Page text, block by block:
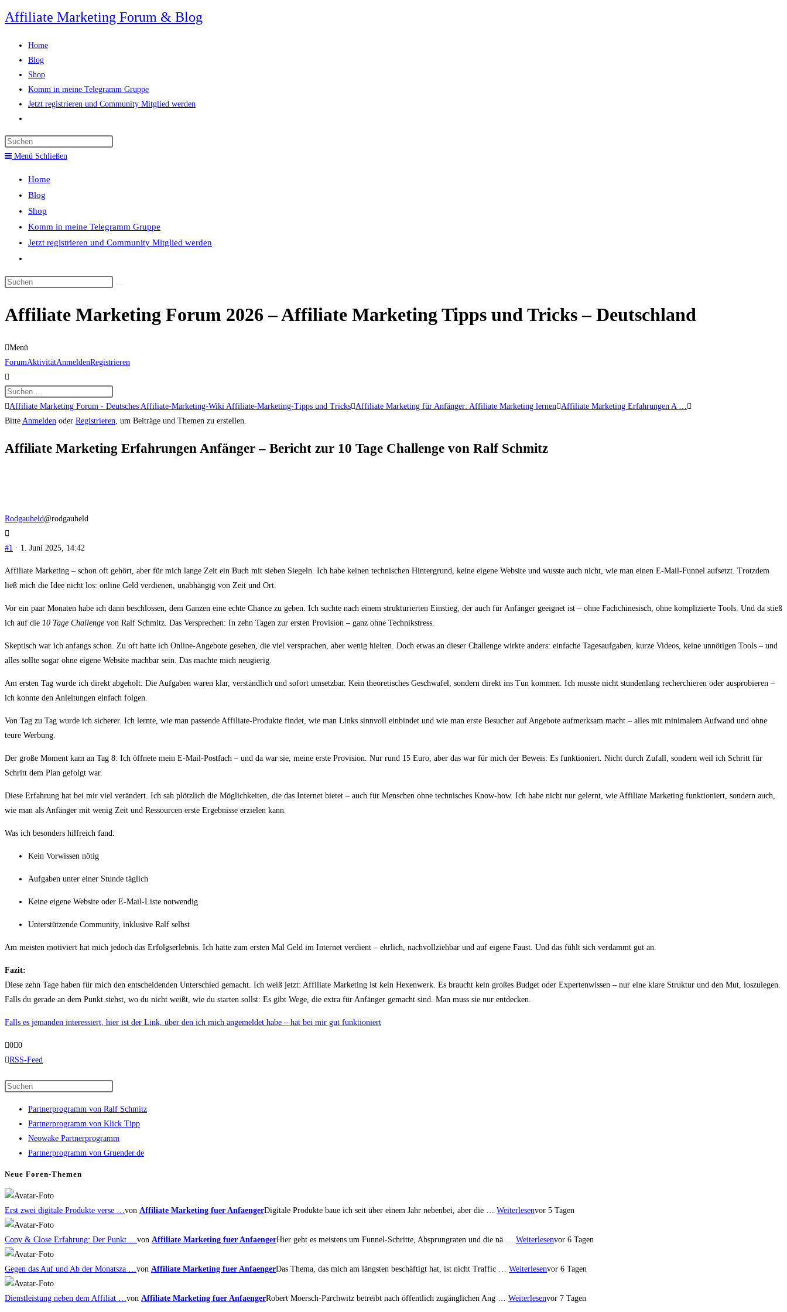
Zum
Inhalt
springen
Affiliate Marketing Forum & Blog
Home
Blog
Shop
Komm in meine Telegramm Gruppe
Jetzt registrieren und Community Mitglied werden
umschalten
panel.
Menü Schließen
Home
Blog
Shop
Komm in meine Telegramm Gruppe
Jetzt registrieren und Community Mitglied werden
umschalten
Diese
durchsuchen
Affiliate Marketing Forum 2026 – Affiliate Marketing Tipps und Tricks – Deutschland
Menü
Forum-
Navigation
ForumAktivitätAnmeldenRegistrieren
Forum-
Breadcrumbs
Du
Affiliate Marketing Forum - Deutsches Affiliate-Marketing-Wiki Affiliate-Marketing-Tipps und Tricks Affiliate Marketing für Anfänger: Affiliate Marketing lernen
Affiliate Marketing Erfahrungen A …
Bitte Anmelden oder Registrieren , um Beiträge und Themen zu erstellen.
Affiliate Marketing Erfahrungen Anfänger – Bericht zur 10 Tage Challenge von Ralf Schmitz
Rodgauheld@rodgauheld
#1 · 1. Juni 2025, 14:42
Affiliate Marketing – schon oft gehört, aber für mich lange Zeit ein Buch mit sieben Siegeln. Ich habe keinen technischen Hintergrund, keine eigene Website und wusste auch nicht, wie man einen E-Mail-Funnel aufsetzt. Trotzdem
ließ mich die Idee nicht los: online Geld verdienen, unabhängig von Zeit und Ort.
Vor ein paar Monaten habe ich dann beschlossen, dem Ganzen eine echte Chance zu geben. Ich suchte nach einem strukturierten Einstieg, der auch für Anfänger geeignet ist – ohne Fachchinesisch, ohne komplizierte Tools. Und da stieß
ich auf die 10 Tage Challenge von Ralf Schmitz. Das Versprechen: In zehn Tagen zur ersten Provision – ganz ohne Technikstress.
Skeptisch war ich anfangs schon. Zu oft hatte ich Online-Angebote gesehen, die viel versprachen, aber wenig hielten. Doch etwas an dieser Challenge wirkte anders: einfache Tagesaufgaben, kurze Videos, keine unnötigen Tools – und
alles sollte sogar ohne eigene Website machbar sein. Das machte mich neugierig.
Am ersten Tag wurde ich direkt abgeholt: Die Aufgaben waren klar, verständlich und sofort umsetzbar. Kein theoretisches Geschwafel, sondern direkt ins Tun kommen. Ich musste nicht stundenlang recherchieren oder ausprobieren –
ich konnte den Anleitungen einfach folgen.
Von Tag zu Tag wurde ich sicherer. Ich lernte, wie man passende Affiliate-Produkte findet, wie man Links sinnvoll einbindet und wie man erste Besucher auf Angebote aufmerksam macht – alles mit minimalem Aufwand und ohne
teure Werbung.
Der große Moment kam an Tag 8: Ich öffnete mein E-Mail-Postfach – und da war sie, meine erste Provision. Nur rund 15 Euro, aber das war für mich der Beweis: Es funktioniert. Nicht durch Zufall, sondern weil ich Schritt für
Schritt dem Plan gefolgt war.
Diese Erfahrung hat bei mir viel verändert. Ich sah plötzlich die Möglichkeiten, die das Internet bietet – auch für Menschen ohne technisches Know-how. Ich habe nicht nur gelernt, wie Affiliate Marketing funktioniert, sondern auch,
wie man als Anfänger mit wenig Zeit und Ressourcen erste Ergebnisse erzielen kann.
Was ich besonders hilfreich fand:
Kein Vorwissen nötig
Aufgaben unter einer Stunde täglich
Keine eigene Website oder E-Mail-Liste notwendig
Unterstützende Community, inklusive Ralf selbst
Am meisten motiviert hat mich jedoch das Erfolgserlebnis. Ich hatte zum ersten Mal Geld im Internet verdient – ehrlich, nachvollziehbar und auf eigene Faust. Und das fühlt sich verdammt gut an.
Fazit:
Diese zehn Tage haben für mich den entscheidenden Unterschied gemacht. Ich weiß jetzt: Affiliate Marketing ist kein Hexenwerk. Es braucht kein großes Budget oder Expertenwissen – nur eine klare Struktur und den Mut, loszulegen.
Falls du gerade an dem Punkt stehst, wo du nicht weißt, wie du starten sollst: Es gibt Wege, die extra für Anfänger gemacht sind. Man muss sie nur entdecken.
Falls es jemanden interessiert, hier ist der Link, über den ich mich angemeldet habe – hat bei mir gut funktioniert
Anklicken
für
nach
0 Anklicken
für
nach
0
RSS-Feed
to
close
the
search
Partnerprogramm von Ralf Schmitz
Partnerprogramm von Klick Tipp
Neowake Partnerprogramm
Partnerprogramm von Gruender.de
Neue Foren-Themen
Erst zwei digitale Produkte verse … von Affiliate Marketing fuer AnfaengerDigitale Produkte baue ich seit über einem Jahr nebenbei, aber die … Weiterlesenvor 5 Tagen
Copy & Close Erfahrung: Der Punkt … von Affiliate Marketing fuer AnfaengerHier geht es meistens um Funnel-Schritte, Absprungraten und die nä … Weiterlesenvor 6 Tagen
Gegen das Auf und Ab der Monatsza … von Affiliate Marketing fuer AnfaengerDas Thema, das mich am längsten beschäftigt hat, ist nicht Traffic … Weiterlesenvor 6 Tagen
Dienstleistung neben dem Affiliat … von Affiliate Marketing fuer AnfaengerRobert Moersch-Parchwitz betreibt nach öffentlich zugänglichen Ang … Weiterlesenvor 7 Tagen